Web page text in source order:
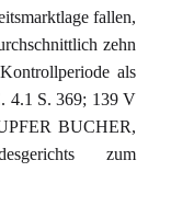
fallen,
zehn
als
4.1 S. 369; 139 V
BUCHER,
zum